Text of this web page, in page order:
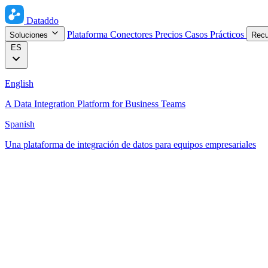
Dataddo
Soluciones Plataforma Conectores Precios Casos Prácticos
ES
English
A Data Integration Platform for Business Teams
Spanish
Una plataforma de integración de datos para equipos empresariales